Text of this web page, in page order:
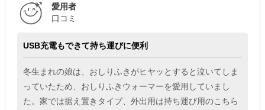
愛用者
口コミ
USB充電もできて持ち運びに便利
冬生まれの娘は、おしりふきがヒヤッとすると泣いてしま
っていたため、おしりふきウォーマーを愛用していまし
た。家では据え置きタイプ、外出用は持ち運び用のこちら